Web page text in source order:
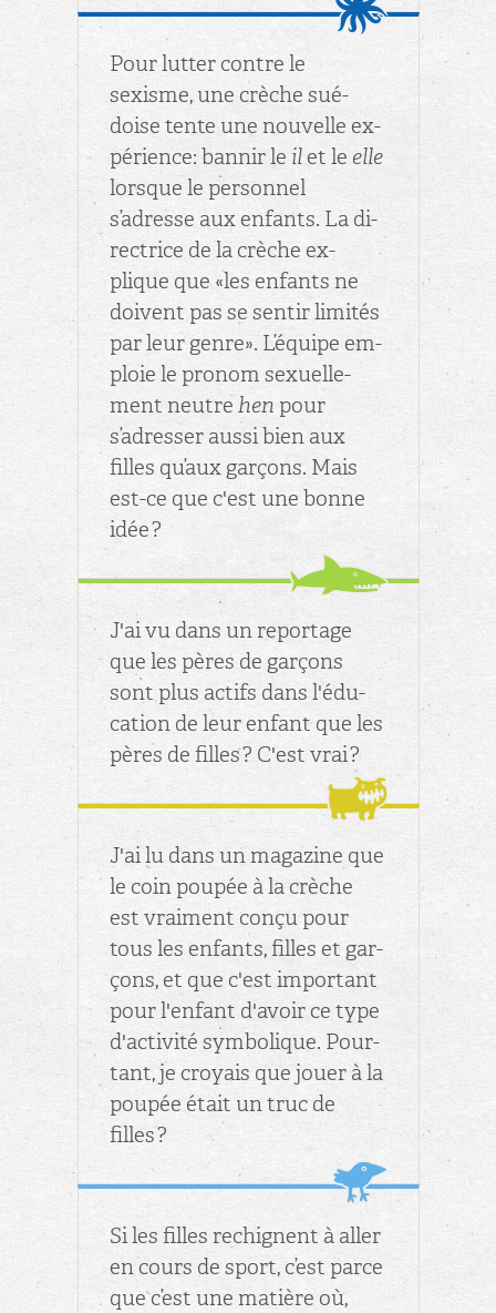
Pour lut­ter contre le
sexisme, une crèche sué­
doise tente une nou­velle ex­
pé­rience: ban­nir le il et le elle
lorsque le per­son­nel
s’adresse aux en­fants. La di­
rec­trice de la crèche ex­
plique que «les en­fants ne
doivent pas se sen­tir li­mi­tés
par leur genre». L’équipe em­
ploie le pro­nom sexuel­le­
ment neutrehen pour
s’adres­ser aussi bien aux
filles qu’aux gar­çons. Mais
est-ce que c'est une bonne
idée ?
J'ai vu dans un re­por­tage
que les pères de gar­çons
sont plus ac­tifs dans l'édu­
ca­tion de leur en­fant que les
pères de filles ? C'est vrai ?
J'ai lu dans un ma­ga­zine que
le coin pou­pée à la crèche
est vrai­ment conçu pour
tous les en­fants, filles et gar­
çons, et que c'est im­por­tant
pour l'en­fant d'avoir ce type
d'ac­ti­vité sym­bo­lique. Pour­
tant, je croyais que jouer à la
pou­pée était un truc de
filles ?
Si les filles re­chignent à aller
en cours de sport, c’est parce
que c’est une ma­tière où,